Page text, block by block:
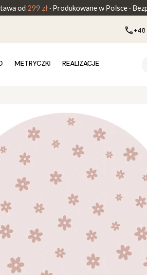
od 299 zł· Produkowane w Polsce ·
+48
METRYCZKI REALIZACJE